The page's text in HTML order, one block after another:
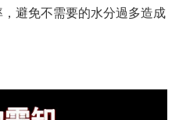
避免不需要的水分過多造成